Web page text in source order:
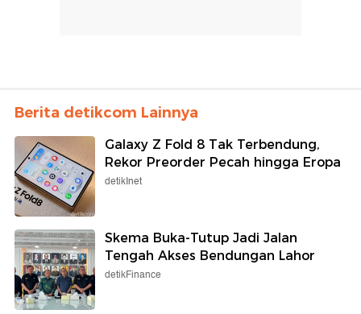
Berita detikcom Lainnya
Galaxy Z Fold 8 Tak Terbendung,
Rekor Preorder Pecah hingga Eropa
detikInet
Skema Buka-Tutup Jadi Jalan
Tengah Akses Bendungan Lahor
detikFinance